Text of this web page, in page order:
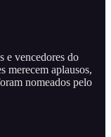
e vencedores do
merecem aplausos,
nomeados pelo